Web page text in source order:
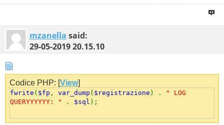
QUERYYYYYY: ".$sql);
mzanella said:
29-05-201920.15.10
Codice PHP: [View]
fwrite ( $fp , var_dump ( $registrazione ) .
" LOG
QUERYYYYYY: "
. $sql );